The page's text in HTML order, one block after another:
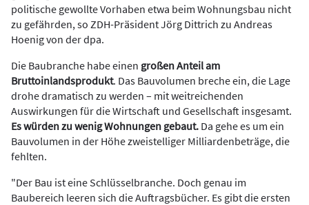
politische gewollte Vorhaben etwa beim Wohnungsbau nicht
zu gefährden, so ZDH-Präsident Jörg Dittrich zu Andreas
Hoenig von der dpa.
Die Baubranche habe einen großen Anteil am
Bruttoinlandsprodukt. Das Bauvolumen breche ein, die Lage
drohe dramatisch zu werden – mit weitreichenden
Auswirkungen für die Wirtschaft und Gesellschaft insgesamt.
Es würden zu wenig Wohnungen gebaut. Da gehe es um ein
Bauvolumen in der Höhe zweistelliger Milliardenbeträge, die
fehlten.
"Der Bau ist eine Schlüsselbranche. Doch genau im
Baubereich leeren sich die Auftragsbücher. Es gibt die ersten